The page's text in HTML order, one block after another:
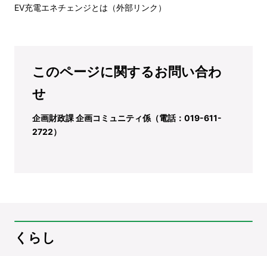
EV充電エネチェンジとは（外部リンク）
このページに関するお問い合わ
せ
企画財政課 企画コミュニティ係（電話：019-611-
2722）
くらし